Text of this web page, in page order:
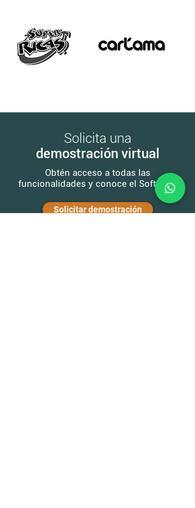
Solicita una
demostración virtual
Obtén acceso a todas las
funcionalidades y conoce el Software.
Solicitar demostración